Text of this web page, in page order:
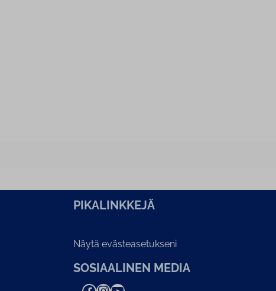
PI­KA­LINK­KE­JÄ
Näytä evästeasetukseni
SOSIAALINEN MEDIA